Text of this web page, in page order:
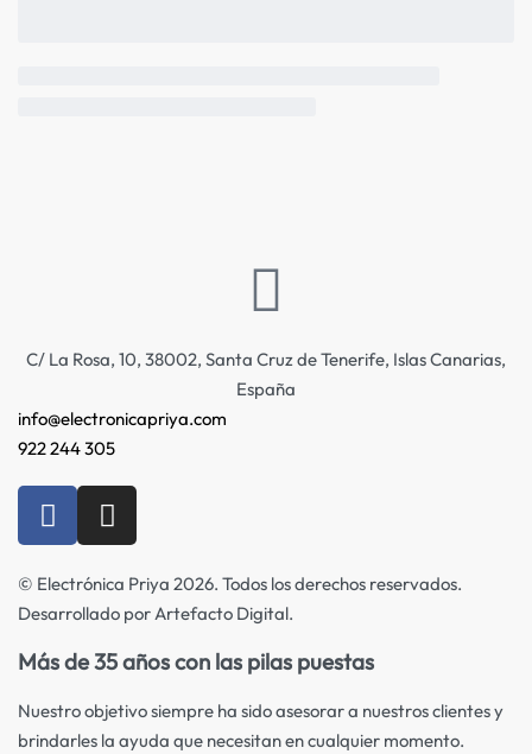
C/ La Rosa, 10, 38002, Santa Cruz de Tenerife, Islas Canarias,
España
info@electronicapriya.com
922 244 305
© Electrónica Priya 2026. Todos los derechos reservados.
Desarrollado por Artefacto Digital.
Más de 35 años con las pilas puestas
Nuestro objetivo siempre ha sido asesorar a nuestros clientes y
brindarles la ayuda que necesitan en cualquier momento.